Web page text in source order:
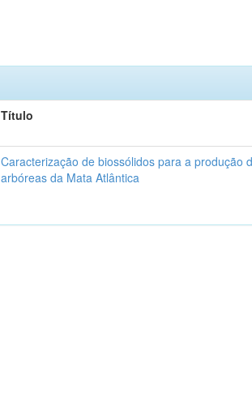
Título
Caracterização de biossólidos para a produção
arbóreas da Mata Atlântica